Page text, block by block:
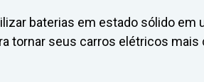
baterias em estado sólido em
tornar seus carros elétricos